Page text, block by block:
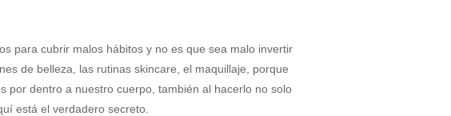
para cubrir malos hábitos y no es que sea malo invertir
de belleza, las rutinas skincare, el maquillaje, porque
por dentro a nuestro cuerpo, también al hacerlo no solo
está el verdadero secreto.